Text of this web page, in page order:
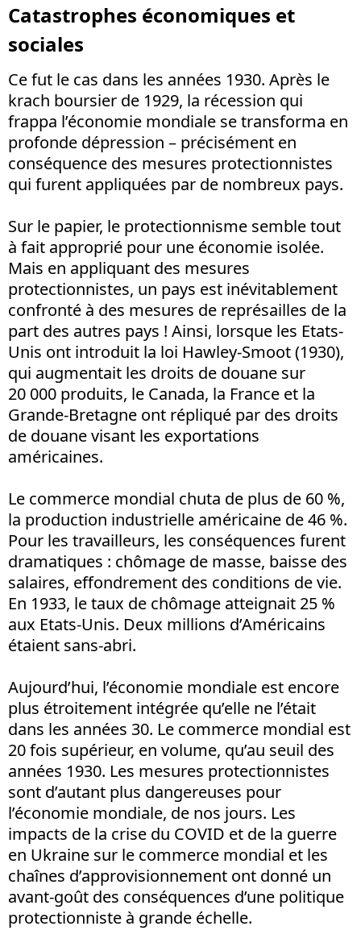
Catastrophes économiques et
sociales
Ce fut le cas dans les années 1930. Après le
krach boursier de 1929, la récession qui
frappa l’économie mondiale se transforma en
profonde dépression – précisément en
conséquence des mesures protectionnistes
qui furent appliquées par de nombreux pays.
Sur le papier, le protectionnisme semble tout
à fait approprié pour une économie isolée.
Mais en appliquant des mesures
protectionnistes, un pays est inévitablement
confronté à des mesures de représailles de la
part des autres pays ! Ainsi, lorsque les Etats-
Unis ont introduit la loi Hawley-Smoot (1930),
qui augmentait les droits de douane sur
20 000 produits, le Canada, la France et la
Grande-Bretagne ont répliqué par des droits
de douane visant les exportations
américaines.
Le commerce mondial chuta de plus de 60 %,
la production industrielle américaine de 46 %.
Pour les travailleurs, les conséquences furent
dramatiques : chômage de masse, baisse des
salaires, effondrement des conditions de vie.
En 1933, le taux de chômage atteignait 25 %
aux Etats-Unis. Deux millions d’Américains
étaient sans-abri.
Aujourd’hui, l’économie mondiale est encore
plus étroitement intégrée qu’elle ne l’était
dans les années 30. Le commerce mondial est
20 fois supérieur, en volume, qu’au seuil des
années 1930. Les mesures protectionnistes
sont d’autant plus dangereuses pour
l’économie mondiale, de nos jours. Les
impacts de la crise du COVID et de la guerre
en Ukraine sur le commerce mondial et les
chaînes d’approvisionnement ont donné un
avant-goût des conséquences d’une politique
protectionniste à grande échelle.